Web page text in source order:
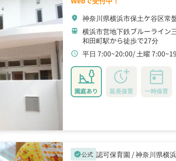
location_on 神奈川県横浜市保土ケ谷区常
train 横浜市営地下鉄ブルーライン
和田町駅から徒歩で27分
schedule 平日 7:00~20:00 土曜
園庭あり 延長保育 一時保育
verified公式 認可保育園 /神奈川県横